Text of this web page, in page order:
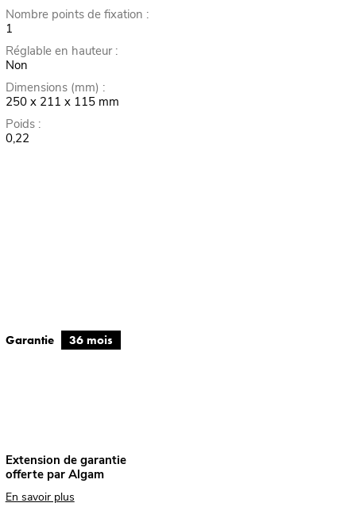
Nombre points de fixation :
1
Réglable en hauteur :
Non
Dimensions (mm) :
250 x 211 x 115 mm
Poids :
0,22
Garantie 36 mois
Extension de garantie
offerte par Algam
En savoir plus